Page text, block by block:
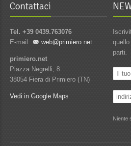
Contattaci
Tel. +39 0439.763076
E-mail:
web@primiero.net
primiero.net
Piazza Negrelli, 8
38054 Fiera di Primiero (TN)
Vedi in Google Maps
parti.
Niente